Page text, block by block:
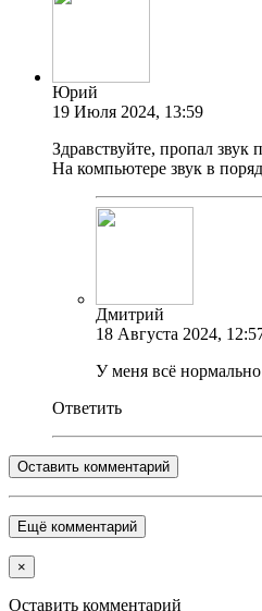
Юрий
19 Июля 2024, 13:59
Здравствуйте, пропал
На компьютере звук в
Дмитрий
18 Августа 2024,
У меня всё
Ответить
Оставить комментарий
Ещё комментарий
×
Оставить комментарий